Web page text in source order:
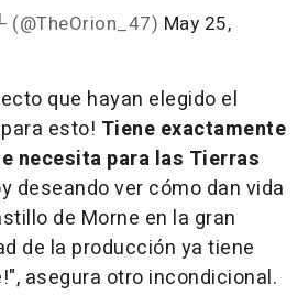
(@TheOrion_47) May 25,
que hayan elegido el
esto! Tiene exactamente
necesita para las Tierras
deseando ver cómo dan vida
de Morne en la gran
de la producción ya tiene
asegura otro incondicional.